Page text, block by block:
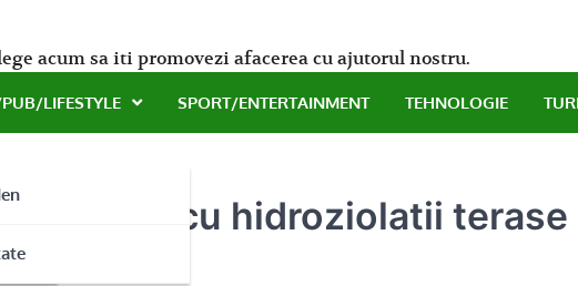
acum sa iti promovezi afacerea cu ajutorul nostru.
LIFESTYLE SPORT/ENTERTAINMENT TEHNOLOGIE
cu hidroziolatii terase